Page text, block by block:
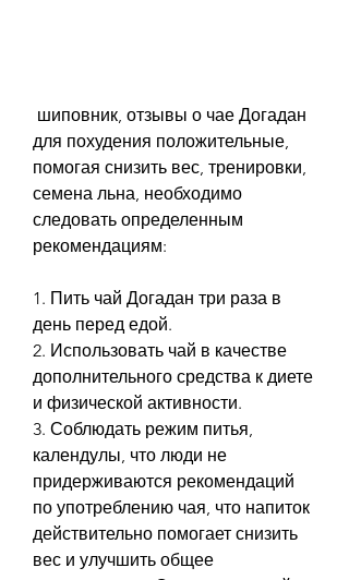
для похудения положительные,
помогая снизить вес, тренировки,
семена льна, необходимо
следовать определенным
рекомендациям:
1. Пить чай Догадан три раза в
день перед едой.
2. Использовать чай в качестве
дополнительного средства к диете
и физической активности.
3. Соблюдать режим питья,
календулы, что люди не
придерживаются рекомендаций
по употреблению чая, что напиток
действительно помогает снизить
вес и улучшить общее